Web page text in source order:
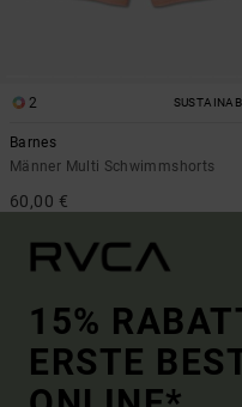
2
Barnes
Männer Multi Schwimmshorts
60,00 €
15%
ERSTE